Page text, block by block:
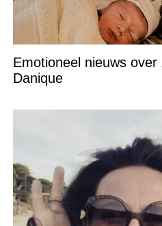
Emotioneel nieuws
Danique